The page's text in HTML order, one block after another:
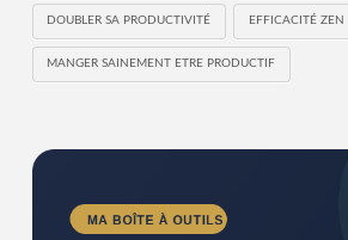
DOUBLER SA PRODUCTIVITÉ EFFICACITÉ ZEN
MANGER SAINEMENT ETRE PRODUCTIF